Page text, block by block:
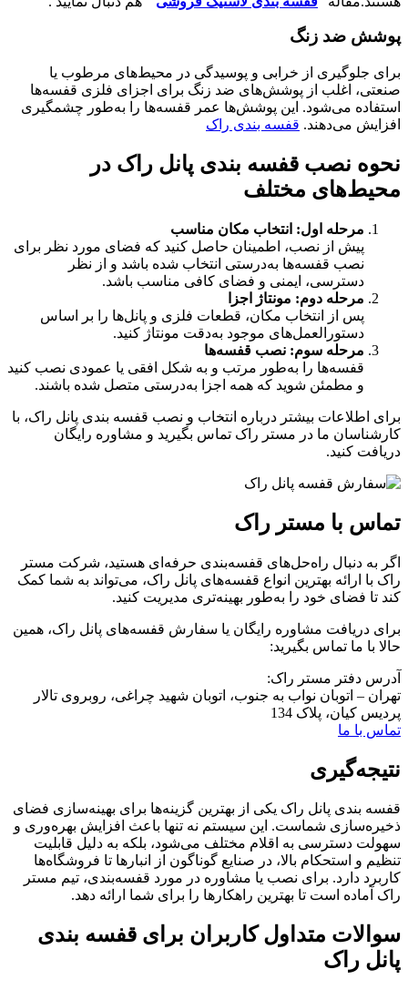
پوشش ضد زنگ
برای جلوگیری از خرابی و پوسیدگی در محیط‌های مرطوب یا
صنعتی، اغلب از پوشش‌های ضد زنگ برای اجزای فلزی قفسه‌ها
استفاده می‌شود. این پوشش‌ها عمر قفسه‌ها را به‌طور چشمگیری
افزایش می‌دهند. قفسه بندی راک
نحوه نصب قفسه بندی پانل راک در
محیط‌های مختلف
مرحله اول: انتخاب مکان مناسب
پیش از نصب، اطمینان حاصل کنید که فضای مورد نظر برای
نصب قفسه‌ها به‌درستی انتخاب شده باشد و از نظر
دسترسی، ایمنی و فضای کافی مناسب باشد.
مرحله دوم: مونتاژ اجزا
پس از انتخاب مکان، قطعات فلزی و پانل‌ها را بر اساس
دستورالعمل‌های موجود به‌دقت مونتاژ کنید.
مرحله سوم: نصب قفسه‌ها
قفسه‌ها را به‌طور مرتب و به شکل افقی یا عمودی نصب کنید
و مطمئن شوید که همه اجزا به‌درستی متصل شده باشند.
برای اطلاعات بیشتر درباره انتخاب و نصب قفسه بندی پانل راک، با
کارشناسان ما در مستر راک تماس بگیرید و مشاوره رایگان
دریافت کنید.
تماس با مستر راک
اگر به دنبال راه‌حل‌های قفسه‌بندی حرفه‌ای هستید، شرکت مستر
راک با ارائه بهترین انواع قفسه‌های پانل راک، می‌تواند به شما کمک
کند تا فضای خود را به‌طور بهینه‌تری مدیریت کنید.
برای دریافت مشاوره رایگان یا سفارش قفسه‌های پانل راک، همین
حالا با ما تماس بگیرید:
آدرس دفتر مستر راک:
تهران – اتوبان نواب به جنوب، اتوبان شهید چراغی، روبروی تالار
پردیس کیان، پلاک 134
تماس با ما
نتیجه‌گیری
قفسه بندی پانل راک یکی از بهترین گزینه‌ها برای بهینه‌سازی فضای
ذخیره‌سازی شماست. این سیستم نه تنها باعث افزایش بهره‌وری و
سهولت دسترسی به اقلام مختلف می‌شود، بلکه به دلیل قابلیت
تنظیم و استحکام بالا، در صنایع گوناگون از انبارها تا فروشگاه‌ها
کاربرد دارد. برای نصب یا مشاوره در مورد قفسه‌بندی، تیم مستر
راک آماده است تا بهترین راهکارها را برای شما ارائه دهد.
سوالات متداول کاربران برای قفسه بندی
پانل راک